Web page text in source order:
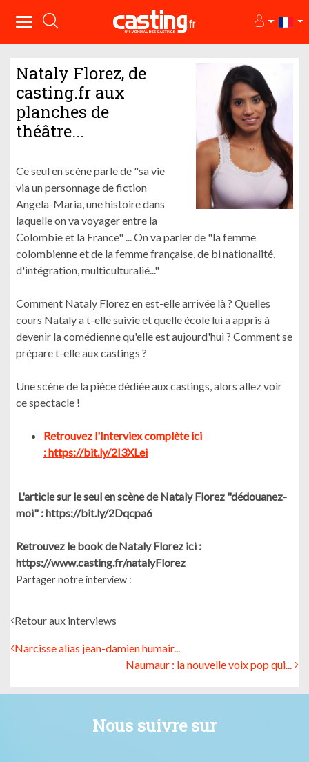
Nataly Florez, de
casting.fr aux
planches de
théâtre...
Ce seul en scène parle de "sa vie
via un personnage de fiction
Angela-Maria, une histoire dans
laquelle on va voyager entre la
Colombie et la France" ... On va parler de "la femme
colombienne et de la femme française, de bi nationalité,
d'intégration, multiculturalié..."
Comment Nataly Florez en est-elle arrivée là ? Quelles
cours Nataly a t-elle suivie et quelle école lui a appris à
devenir la comédienne qu'elle est aujourd'hui ? Comment se
prépare t-elle aux castings ?
Une scène de la pièce dédiée aux castings, alors allez voir
ce spectacle !
Retrouvez l'Interviex complète ici
: https://bit.ly/2I3XLei
L'article sur le seul en scène de Nataly Florez "dédouanez-
moi" : https://bit.ly/2Dqcpa6
Retrouvez le book de Nataly Florez ici :
https://www.casting.fr/natalyFlorez
Partager notre interview :
Retour aux interviews
Narcisse alias jean-damien humair...
Naumaur : la nouvelle voix pop qui...
Nous suivre sur